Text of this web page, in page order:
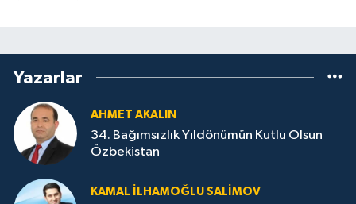
Yazarlar
AHMET AKALIN
34. Bağımsızlık Yıldönümün Kutlu Olsun
Özbekistan
KAMAL İLHAMOĞLU SALIMOV